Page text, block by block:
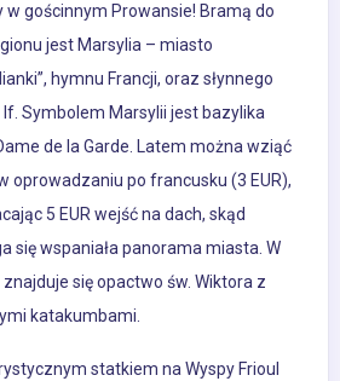
w gościnnym Prowansie! Bramą do
jest Marsylia – miasto
hymnu Francji, oraz słynnego
Symbolem Marsylii jest bazylika
de la Garde. Latem można wziąć
oprowadzaniu po francusku (3 EUR),
5 EUR wejść na dach, skąd
się wspaniała panorama miasta. W
się opactwo św. Wiktora z
katakumbami.
statkiem na Wyspy Frioul